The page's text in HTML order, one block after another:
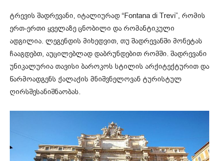
ტრევის შადრევანი, იტალიურად “Fontana di Trevi”, რომის
ერთ-ერთი ყველაზე ცნობილი და რომანტიკული
ადგილია. ლეგენდის მიხედვით, თუ შადრევანში მონეტას
ჩააგდებთ, აუცილებლად დაბრუნდებით რომში. შადრევანი
უნიკალურია თავისი ბაროკოს სტილის არქიტექტურით და
წარმოადგენს ქალაქის მნიშვნელოვან ტურისტულ
ღირსშესანიშნაობას.